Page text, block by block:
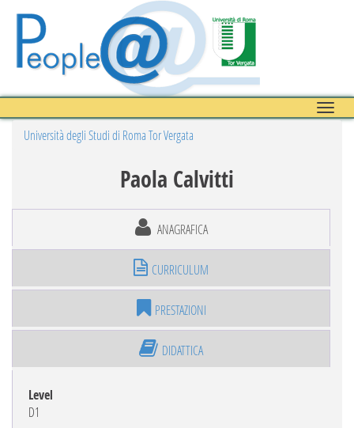
Toggle
Università degli Studi di Roma Tor Vergata
Paola Calvitti
ANAGRAFICA
CURRICULUM
PRESTAZIONI
DIDATTICA
Level
D1